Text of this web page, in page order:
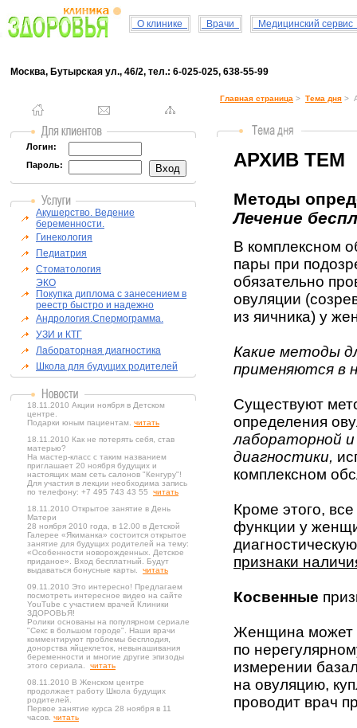
О клинике Врачи Медицинский сервис
Москва, Бутырская ул., 46/2, тел.: 6-025-025, 638-55-99
Логин:
Пароль:
Акушерство. Ведение
беременности.
Гинекология
Педиатрия
Стоматология
ЭКО
Покупка диплома с занесением в
реестр быстро и надежно
Андрология.Спермограмма.
УЗИ и КТГ
Лабораторная диагностика
Школа для будущих родителей
18.11.2010 Акции ноября в Детском
центре.
Подарки юным пациентам. читать
18.11.2010 Как не потерять себя, став
матерью?
На мастер-класс с таким названием
приглашает 20 ноября будущих и
настоящих мам сеть салонов "Кенгуру"!
Для участия в лекции необходима запись
по телефону: +7 495 743 43 55 читать
18.11.2010 Открытое занятие в День
Матери
28 ноября 2010 года, в 12.00 в Детской
Галерее «Якиманка» состоится открытое
занятие для будущих родителей на тему:
«Особенности новорожденных. Детское
приданое». Вход бесплатный. Будут
выдаваться бонусные карты. читать
09.11.2010 Это интересно! Предлагаем
посмотреть интересное видео на сайте
YouTube с участием врачей Клиники
ЗДОРОВЬЯ!
Ролики основаны на популярном сериале
"Секс в большом городе". Наши врачи
комментируют проблемы бесплодия,
донорства яйцеклеток, невынашивания
беременности и многие другие эпизоды
этого сериала. читать
08.11.2010 В Женском центре
продолжает работу Школа будущих
родителей.
Первое занятие курса 28 ноября в 11
часов. читать
Главная страница > Тема дня >
АРХИВ ТЕМ
Методы
Лечение
В комплексном
пары при
обязательно
овуляции
из яичника) у
Какие методы
применяются в
Существуют
определения
лабораторной
диагностики,
комплексном
Кроме этого,
функции у
признаки
Косвенные
Женщина может
по
измерении
на овуляцию,
проводит врач